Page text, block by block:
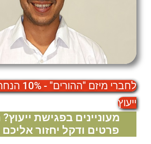
לחברי
ייעוץ
מעוניינים בפגישת
פרטים ודקל יחזור